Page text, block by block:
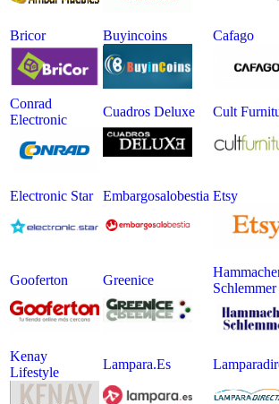
Bricor Buyincoins Cafago
Conrad
Electronic
Cuadros Deluxe Cult
Electronic Star Embargosalobestia Etsy
Gooferton Greenice
Schlemmer
Kenay
Lifestyle
Lampara.es